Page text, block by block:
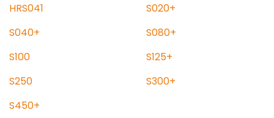
HRS041
S020+
S040+
S080+
S100
S125+
S250
S300+
S450+